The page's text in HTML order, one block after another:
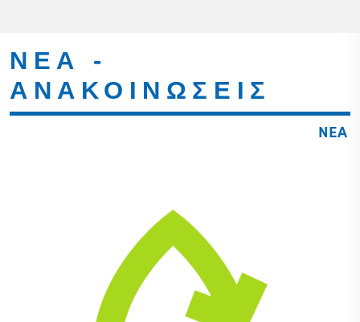
ΝΕΑ -
ΑΝΑΚΟΙΝΩΣΕΙΣ
ΝΕΑ